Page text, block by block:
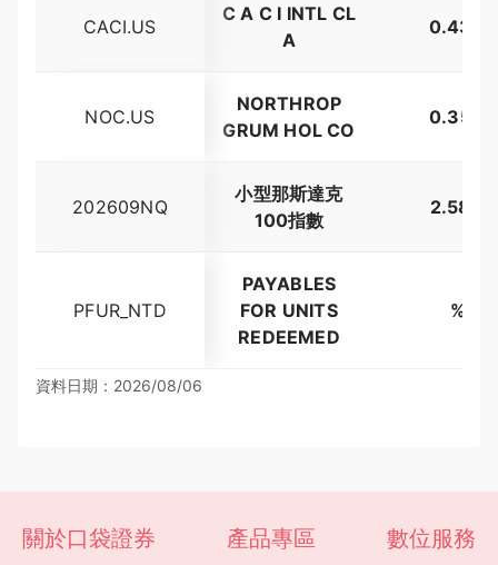
CACI.US
C A C I INTL CL
A
0.43%
NOC.US
NORTHROP
GRUM HOL CO
0.35%
202609NQ
小型那斯達克
100指數
2.58%
PFUR_NTD
PAYABLES
FOR UNITS
REDEEMED
%
資料日期：2026/08/06
關於口袋證券 產品專區 數位服務